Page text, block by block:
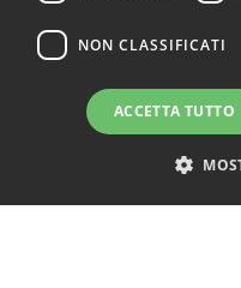
NON CLASSIFICATI
ACCETTA TUTTO